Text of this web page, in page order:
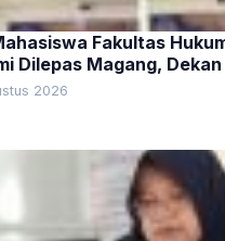
Fakultas
Dilepas Magang,
Pesan Penting
2026